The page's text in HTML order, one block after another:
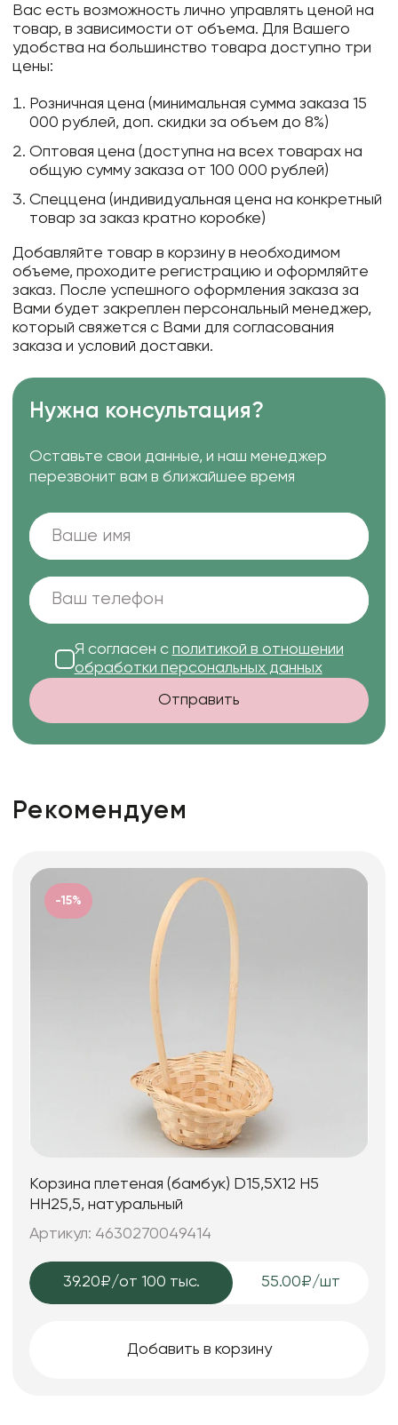
Вас есть возможность лично управлять ценой на
товар, в зависимости от объема. Для Вашего
удобства на большинство товара доступно три
цены:
Розничная цена (минимальная сумма заказа 15
000 рублей, доп. скидки за объем до 8%)
Оптовая цена (доступна на всех товарах на
общую сумму заказа от 100 000 рублей)
Спеццена (индивидуальная цена на конкретный
товар за заказ кратно коробке)
Добавляйте товар в корзину в необходимом
объеме, проходите регистрацию и оформляйте
заказ. После успешного оформления заказа за
Вами будет закреплен персональный менеджер,
который свяжется с Вами для согласования
заказа и условий доставки.
Нужна консультация?
Оставьте свои данные, и наш менеджер
перезвонит вам в ближайшее время
Я согласен с политикой в отношении
обработки персональных данных
Отправить
Рекомендуем
-15%
Корзина плетеная (бамбук) D15,5X12 H5
HH25,5, натуральный
Артикул: 4630270049414
39.20₽/от 100 тыс. 55.00₽/шт
Добавить в корзину